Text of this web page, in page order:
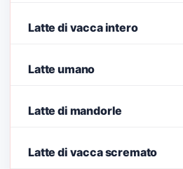
Latte di vacca intero
Latte umano
Latte di mandorle
Latte di vacca scremato